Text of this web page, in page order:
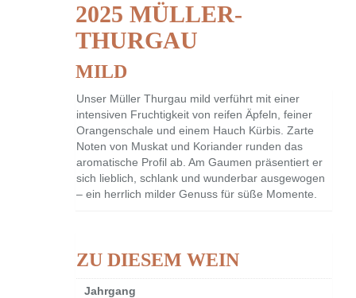
2025 MÜLLER-
THURGAU
MILD
Unser Müller Thurgau mild verführt mit einer
intensiven Fruchtigkeit von reifen Äpfeln, feiner
Orangenschale und einem Hauch Kürbis. Zarte
Noten von Muskat und Koriander runden das
aromatische Profil ab. Am Gaumen präsentiert er
sich lieblich, schlank und wunderbar ausgewogen
– ein herrlich milder Genuss für süße Momente.
ZU DIESEM WEIN
Jahrgang